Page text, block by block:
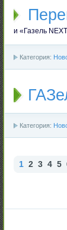
и «Газель
Категория:
Категория:
1 2 3 4 5